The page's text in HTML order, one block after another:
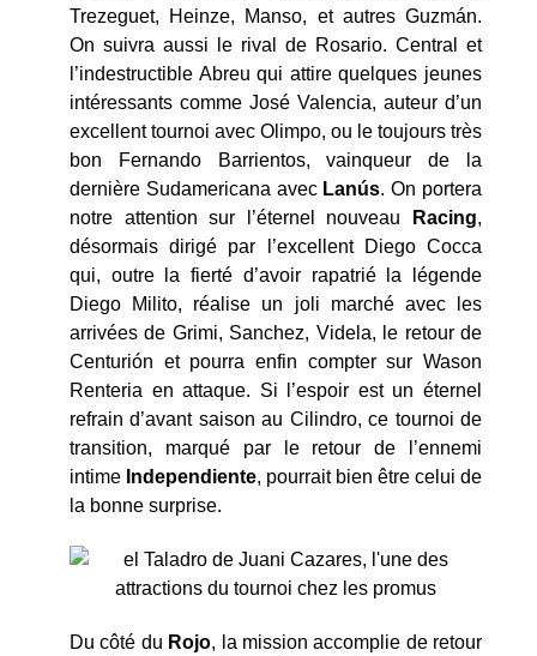
Trezeguet, Heinze, Manso, et autres Guzmán.
On suivra aussi le rival de Rosario. Central et
l’indestructible Abreu qui attire quelques jeunes
intéressants comme José Valencia, auteur d’un
excellent tournoi avec Olimpo, ou le toujours très
bon Fernando Barrientos, vainqueur de la
dernière Sudamericana avec Lanús. On portera
notre attention sur l’éternel nouveau
Racing,
désormais dirigé par l’excellent Diego Cocca
qui, outre la fierté d’avoir rapatrié la légende
Diego Milito, réalise un joli marché avec les
arrivées de Grimi, Sanchez, Videla, le retour de
Centurión et pourra enfin compter sur Wason
Renteria en attaque. Si l’espoir est un éternel
refrain d’avant saison au Cilindro, ce tournoi de
transition, marqué par le retour de l’ennemi
intime Independiente, pourrait bien être celui de
la bonne surprise.
Du côté du Rojo, la mission accomplie de retour